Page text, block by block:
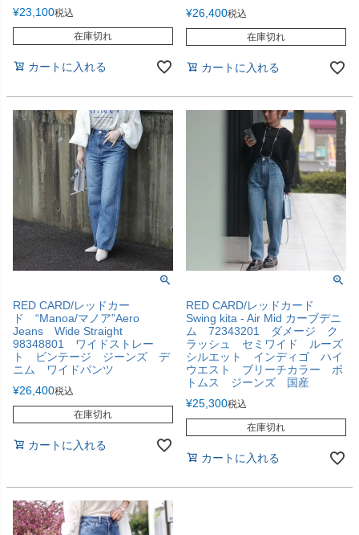
¥23,100税込
在庫切れ
カートに入れる
¥26,400税込
在庫切れ
カートに入れる
RED CARD/レッドカー
ド “Manoa/マノア”Aero
Jeans Wide Straight
98348801 ワイドストレー
ト ビンテージ ジーンズ デ
ニム ワイドパンツ
¥26,400税込
在庫切れ
カートに入れる
RED CARD/レッドカード
Swing kita - Air Mid カーブデニ
ム 72343201 ダメージ ク
ラッシュ セミワイド ルーズ
シルエット インディゴ ハイ
ウエスト ブリーチカラー ボ
トムス ジーンズ 国産
¥25,300税込
在庫切れ
カートに入れる